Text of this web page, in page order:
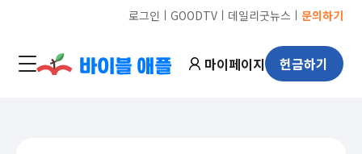
로그인 ㅣ GOODTVㅣ 데일리굿뉴스 ㅣ 문의하기
마이페이지 헌금하기